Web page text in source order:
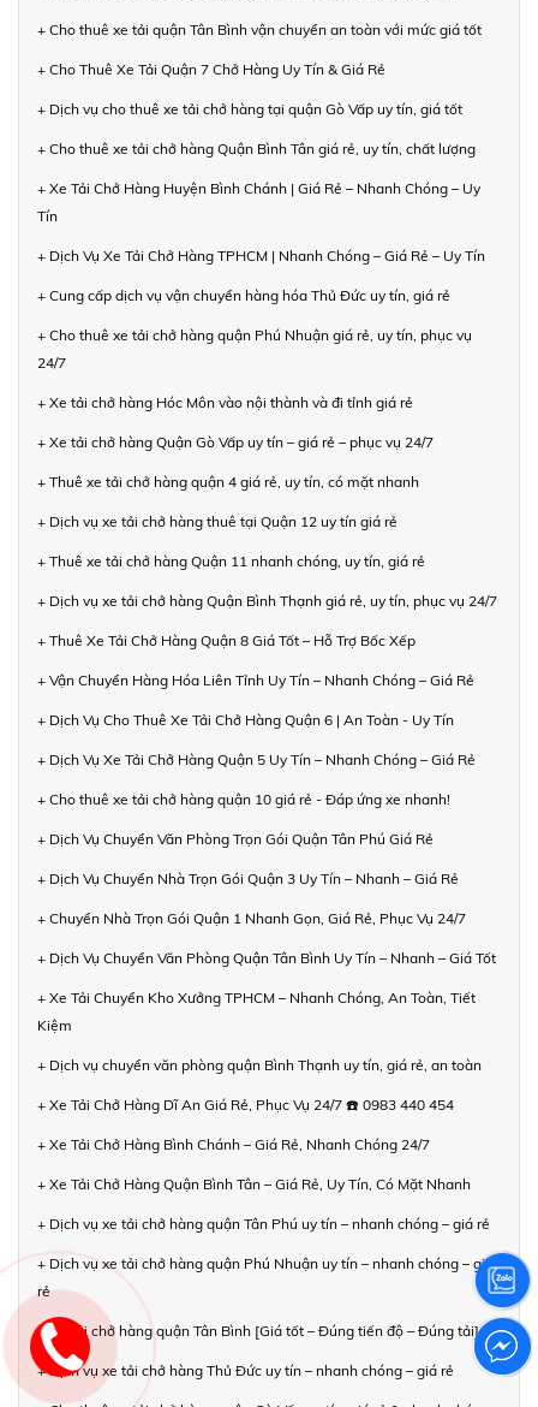
+ Cho thuê xe tải quận Tân Bình vận chuyển an toàn với mức giá tốt
+ Cho Thuê Xe Tải Quận 7 Chở Hàng Uy Tín & Giá Rẻ
+ Dịch vụ cho thuê xe tải chở hàng tại quận Gò Vấp uy tín, giá tốt
+ Cho thuê xe tải chở hàng Quận Bình Tân giá rẻ, uy tín, chất lượng
+ Xe Tải Chở Hàng Huyện Bình Chánh | Giá Rẻ – Nhanh Chóng – Uy
Tín
+ Dịch Vụ Xe Tải Chở Hàng TPHCM | Nhanh Chóng – Giá Rẻ – Uy Tín
+ Cung cấp dịch vụ vận chuyển hàng hóa Thủ Đức uy tín, giá rẻ
+ Cho thuê xe tải chở hàng quận Phú Nhuận giá rẻ, uy tín, phục vụ
24/7
+ Xe tải chở hàng Hóc Môn vào nội thành và đi tỉnh giá rẻ
+ Xe tải chở hàng Quận Gò Vấp uy tín – giá rẻ – phục vụ 24/7
+ Thuê xe tải chở hàng quận 4 giá rẻ, uy tín, có mặt nhanh
+ Dịch vụ xe tải chở hàng thuê tại Quận 12 uy tín giá rẻ
+ Thuê xe tải chở hàng Quận 11 nhanh chóng, uy tín, giá rẻ
+ Dịch vụ xe tải chở hàng Quận Bình Thạnh giá rẻ, uy tín, phục vụ 24/7
+ Thuê Xe Tải Chở Hàng Quận 8 Giá Tốt – Hỗ Trợ Bốc Xếp
+ Vận Chuyển Hàng Hóa Liên Tỉnh Uy Tín – Nhanh Chóng – Giá Rẻ
+ Dịch Vụ Cho Thuê Xe Tải Chở Hàng Quận 6 | An Toàn - Uy Tín
+ Dịch Vụ Xe Tải Chở Hàng Quận 5 Uy Tín – Nhanh Chóng – Giá Rẻ
+ Cho thuê xe tải chở hàng quận 10 giá rẻ - Đáp ứng xe nhanh!
+ Dịch Vụ Chuyển Văn Phòng Trọn Gói Quận Tân Phú Giá Rẻ
+ Dịch Vụ Chuyển Nhà Trọn Gói Quận 3 Uy Tín – Nhanh – Giá Rẻ
+ Chuyển Nhà Trọn Gói Quận 1 Nhanh Gọn, Giá Rẻ, Phục Vụ 24/7
+ Dịch Vụ Chuyển Văn Phòng Quận Tân Bình Uy Tín – Nhanh – Giá Tốt
+ Xe Tải Chuyển Kho Xưởng TPHCM – Nhanh Chóng, An Toàn, Tiết
Kiệm
+ Dịch vụ chuyển văn phòng quận Bình Thạnh uy tín, giá rẻ, an toàn
+ Xe Tải Chở Hàng Dĩ An Giá Rẻ, Phục Vụ 24/7 ☎️ 0983 440 454
+ Xe Tải Chở Hàng Bình Chánh – Giá Rẻ, Nhanh Chóng 24/7
+ Xe Tải Chở Hàng Quận Bình Tân – Giá Rẻ, Uy Tín, Có Mặt Nhanh
+ Dịch vụ xe tải chở hàng quận Tân Phú uy tín – nhanh chóng – giá rẻ
+ Dịch vụ xe tải chở hàng quận Phú Nhuận uy tín – nhanh chóng – giá
rẻ
+ Xe tải chở hàng quận Tân Bình [Giá tốt – Đúng tiến độ – Đúng tải]
+ Dịch vụ xe tải chở hàng Thủ Đức uy tín – nhanh chóng – giá rẻ